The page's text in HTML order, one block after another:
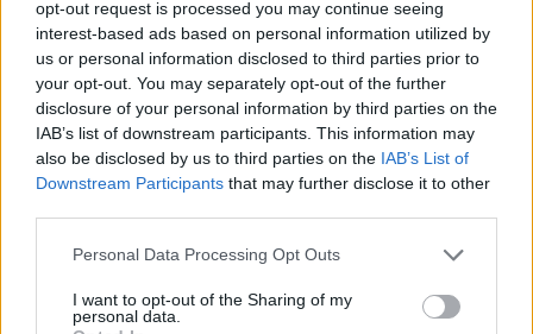
opt-out request is processed you may continue seeing
interest-based ads based on personal information utilized by
us or personal information disclosed to third parties prior to
your opt-out. You may separately opt-out of the further
disclosure of your personal information by third parties on the
IAB’s list of downstream participants. This information may
also be disclosed by us to third parties on the IAB’s List of
Downstream Participants that may further disclose it to other
Personal Data Processing Opt Outs
I want to opt-out of the Sharing of my
personal data.
1981 7.1
Kincs, ami nincs
2000 7.1
Blöff